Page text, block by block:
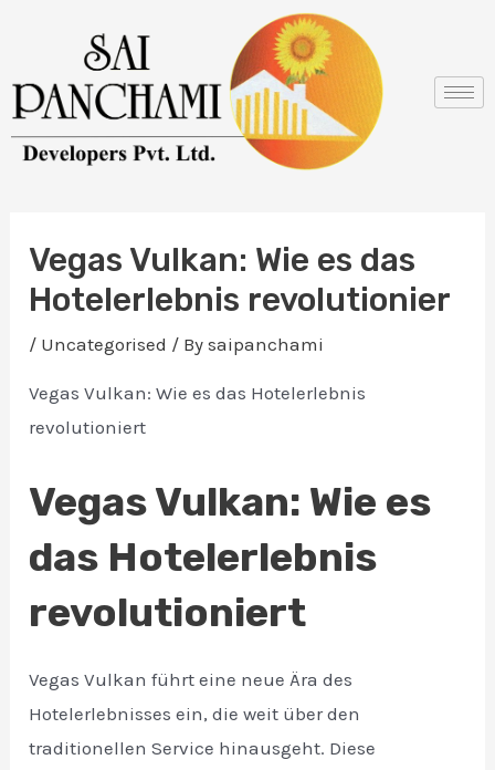
content
Vegas Vulkan: Wie es das
Hotelerlebnis revolutionier
/ Uncategorised / Bysaipanchami
Vegas Vulkan: Wie es das Hotelerlebnis
revolutioniert
Vegas Vulkan: Wie es
das Hotelerlebnis
revolutioniert
Vegas Vulkan führt eine neue Ära des
Hotelerlebnisses ein, die weit über den
traditionellen Service hinausgeht. Diese
navigation